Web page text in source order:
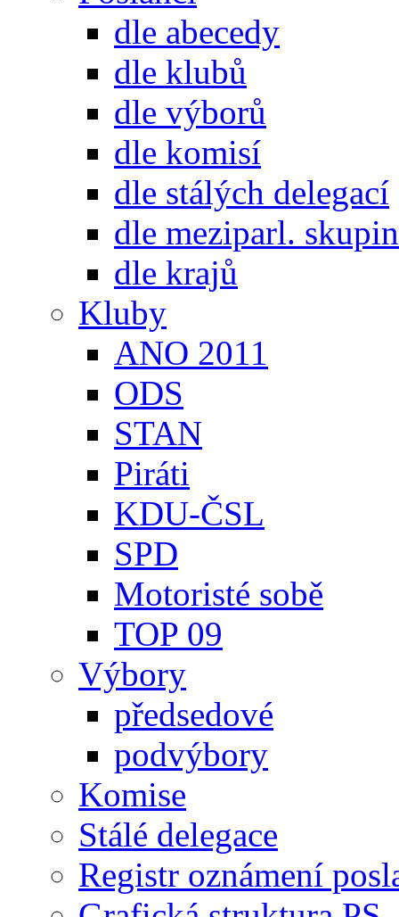
dle abecedy
dle klubů
dle výborů
dle komisí
dle stálých delegací
dle meziparl. skupin
dle krajů
Kluby
ANO 2011
ODS
STAN
Piráti
KDU-ČSL
SPD
Motoristé sobě
TOP 09
Výbory
předsedové
podvýbory
Komise
Stálé delegace
Registr oznámení